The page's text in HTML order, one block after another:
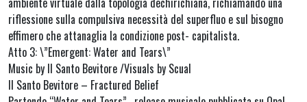
riflessione sulla compulsiva necessità del superfluo e sul bisogno
effimero che attanaglia la condizione post- capitalista.
Atto 3: \”Emergent: Water and Tears\”
Music by Il Santo Bevitore /Visuals by Scual
Il Santo Bevitore – Fractured Belief